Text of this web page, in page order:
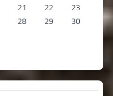
21 22
23
28 29
30